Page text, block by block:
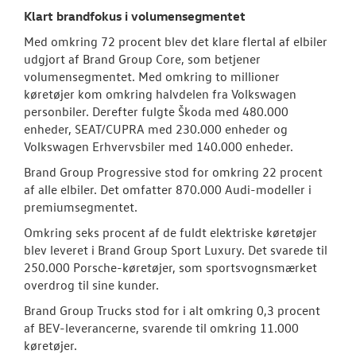
Klart brandfokus i volumensegmentet
Med omkring 72 procent blev det klare flertal af elbiler
udgjort af Brand Group Core, som betjener
volumensegmentet. Med omkring to millioner
køretøjer kom omkring halvdelen fra Volkswagen
personbiler. Derefter fulgte Škoda med 480.000
enheder, SEAT/CUPRA med 230.000 enheder og
Volkswagen Erhvervsbiler med 140.000 enheder.
Brand Group Progressive stod for omkring 22 procent
af alle elbiler. Det omfatter 870.000 Audi-modeller i
premiumsegmentet.
Omkring seks procent af de fuldt elektriske køretøjer
blev leveret i Brand Group Sport Luxury. Det svarede til
250.000 Porsche-køretøjer, som sportsvognsmærket
overdrog til sine kunder.
Brand Group Trucks stod for i alt omkring 0,3 procent
af BEV-leverancerne, svarende til omkring 11.000
køretøjer.